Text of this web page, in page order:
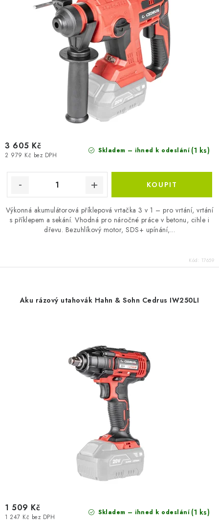
Skladem – ihned k odeslání (1 ks)
2 979 Kč bez DPH
3 605 Kč
Výkonná akumulátorová příklepová vrtačka 3 v 1 – pro vrtání, vrtání
s příklepem a sekání. Vhodná pro náročné práce v betonu, cihle i
dřevu. Bezuhlíkový motor, SDS+ upínání,...
Kód: 17659
Aku rázový utahovák Hahn & Sohn Cedrus IW250LI
Skladem – ihned k odeslání (1 ks)
1 247 Kč bez DPH
1 509 Kč